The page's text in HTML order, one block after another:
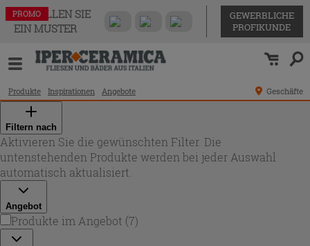
BESTELLEN SIE
EIN MUSTER
GEWERBLICHE
PROFIKUNDE
Produkte Inspirationen Angebote Geschäfte
Filtern nach
Aktivieren Sie die gewünschten Filter. Die
untenstehenden Produkte werden bei jeder Auswahl
automatisch aktualisiert.
Angebot
Produkte im Angebot (7)
PROMO
PROMO
PROMO
PROMO
PROMO
PROMO
PROMO